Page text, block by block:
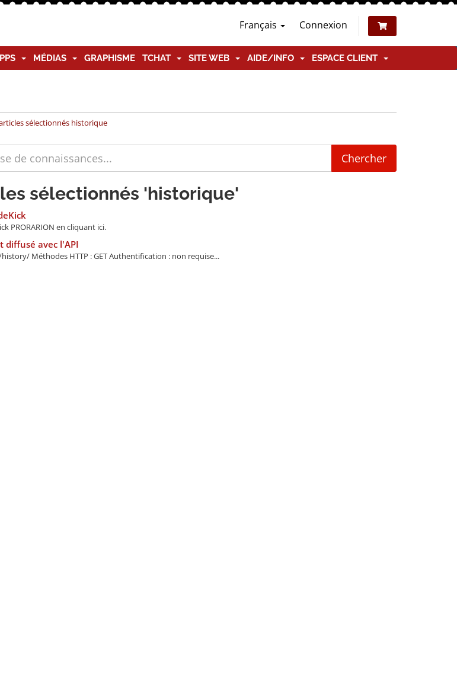
Français Connexion
MÉDIAS GRAPHISME TCHAT SITE WEB AIDE/INFO ESPACE CLIENT
sélectionnés historique
sélectionnés 'historique'
PRORARION en cliquant ici.
diffusé avec l'API
Méthodes HTTP : GET Authentification : non requise...